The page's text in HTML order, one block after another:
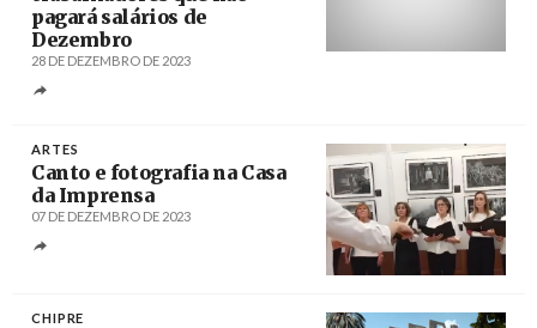
pagará salários de
Dezembro
28 DE DEZEMBRO DE 2023
ARTES
Canto e fotografia na Casa
da Imprensa
07 DE DEZEMBRO DE 2023
CHIPRE